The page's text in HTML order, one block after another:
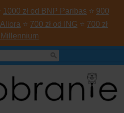
1000 zł od BNP Paribas ⭐ 900
⭐ 700 zł od ING ⭐ 700 zł